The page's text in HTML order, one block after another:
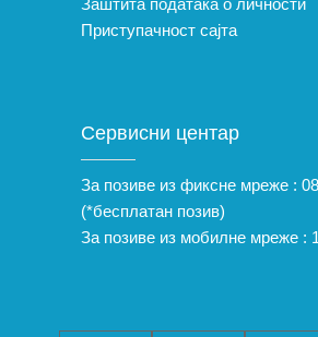
Заштита података о личности
Приступачност сајта
Сервисни центар
За позиве из фиксне мреже :
(*бесплатан позив)
За позиве из мобилне мреже :